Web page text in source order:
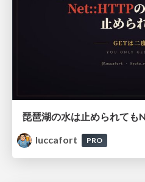
luccafort
PRO